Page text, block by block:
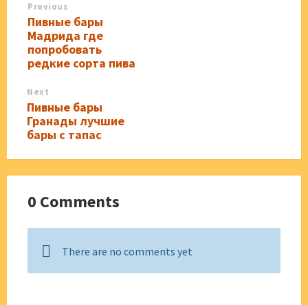
Previous
Пивные бары
Мадрида где
попробовать
редкие сорта пива
Next
Пивные бары
Гранады лучшие
бары с тапас
0 Comments
There are no comments yet